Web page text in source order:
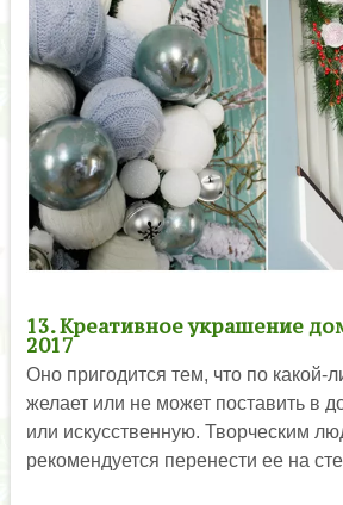
13. Креативное украшение
2017
Оно пригодится тем, что по какой-
желает или не может поставить в
или искусственную. Творческим
рекомендуется перенести ее на